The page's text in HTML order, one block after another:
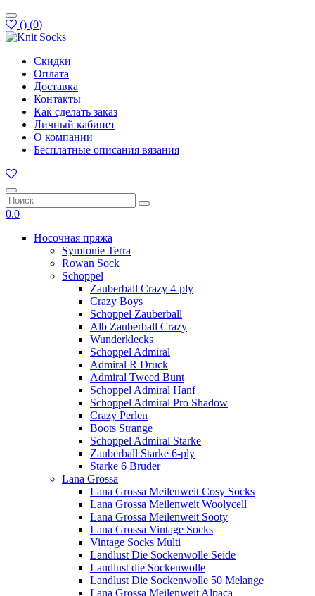
() (0)
Скидки
Оплата
Доставка
Контакты
Как сделать заказ
Личный кабинет
О компании
Бесплатные описания вязания
0.0
Носочная пряжа
Symfonie Terra
Rowan Sock
Schoppel
Zauberball Crazy 4-ply
Crazy Boys
Schoppel Zauberball
Alb Zauberball Crazy
Wunderklecks
Schoppel Admiral
Admiral R Druck
Admiral Tweed Bunt
Schoppel Admiral Hanf
Schoppel Admiral Pro Shadow
Crazy Perlen
Boots Strange
Schoppel Admiral Starke
Zauberball Starke 6-ply
Starke 6 Bruder
Lana Grossa
Lana Grossa Meilenweit Cosy Socks
Lana Grossa Meilenweit Woolycell
Lana Grossa Meilenweit Sooty
Lana Grossa Vintage Socks
Vintage Socks Multi
Landlust Die Sockenwolle Seide
Landlust die Sockenwolle
Landlust Die Sockenwolle 50 Melange
Lana Grossa Meilenweit Alpaca